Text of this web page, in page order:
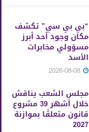
“بي بي سي” تكشف
مكان وجود أحد أبرز
مسؤولي مخابرات
الأسد
مجلس الشعب يناقش
خلال أشهر 39 مشروع
قانون متعلقًا بموازنة
2027